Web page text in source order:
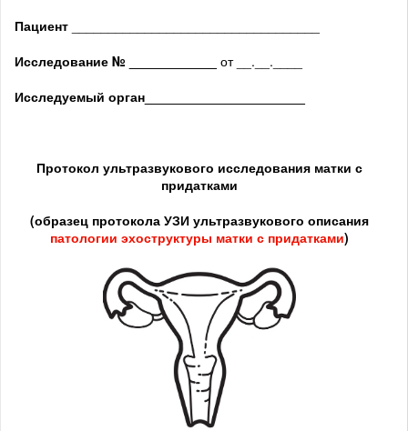
Пациент
Исследование № ____________ от __.__.____
Исследуемый орган
Протокол ультразвукового исследования матки с
придатками
(образец протокола УЗИ ультразвукового описания
патологии эхоструктуры матки с придатками)